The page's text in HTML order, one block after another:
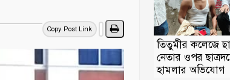
Copy Post Link
তিতুমীর কলেজে
নেতার ওপর
হামলার অভিযোগ